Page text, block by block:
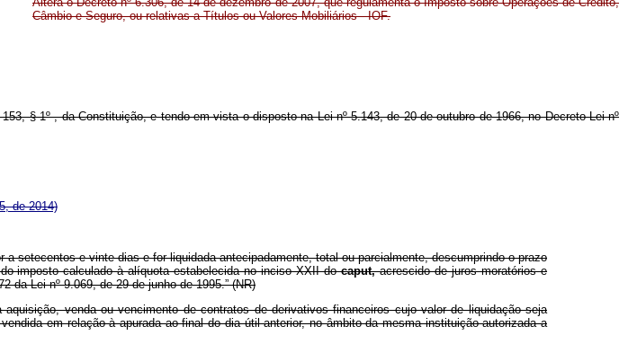
Câmbio e Seguro, ou relativas a Títulos ou Valores Mobiliários - IOF.
§ 1º , da Constituição, e tendo em vista o disposto na Lei nº 5.143, de 20 de outubro de 1966, no Decreto-Lei nº
de 2014)
setecentos e vinte dias e for liquidada antecipadamente, total ou parcialmente, descumprindo o prazo
imposto calculado à alíquota estabelecida no inciso XXII docaput,acrescido de juros moratórios e
da Lei nº 9.069, de 29 de junho de 1995.”(NR)
venda ou vencimento de contratos de derivativos financeiros cujo valor de liquidação seja
em relação à apurada ao final do dia útil anterior, no âmbito da mesma instituição autorizada a